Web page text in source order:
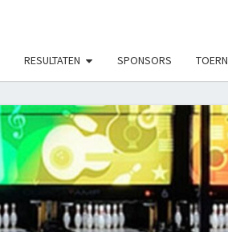
RESULTATEN SPONSORS